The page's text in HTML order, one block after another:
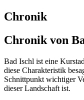
Chronik
Chronik von
Bad Ischl ist eine
diese Charakteristik
Schnittpunkt wichtiger
dieser Landschaft ist.